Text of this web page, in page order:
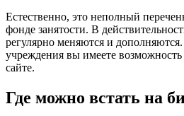
Естественно, это неполный
фонде занятости. В
регулярно меняются и
учреждения вы имеете
сайте.
Где можно встать на